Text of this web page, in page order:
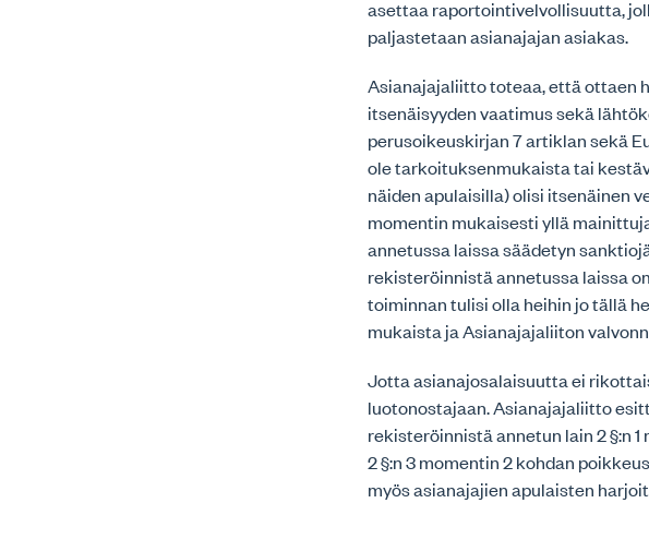
asettaa raportointivelvollisuutta,
paljastetaan asianajajan asiakas.
Asianajajaliitto toteaa, että ottaen
itsenäisyyden vaatimus sekä
perusoikeuskirjan 7 artiklan sekä
ole tarkoituksenmukaista tai
näiden apulaisilla) olisi itsenäinen
momentin mukaisesti yllä
annetussa laissa säädetyn
rekisteröinnistä annetussa laissa
toiminnan tulisi olla heihin jo tällä
mukaista ja Asianajajaliiton
Jotta asianajosalaisuutta ei
luotonostajaan. Asianajajaliitto
rekisteröinnistä annetun lain 2 §:n
2 §:n 3 momentin 2 kohdan
myös asianajajien apulaisten